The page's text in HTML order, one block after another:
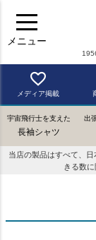
メニュー
メディア掲載
宇宙飛行士を支えた
長袖シャツ
出
当店の製品はすべて、
きる数